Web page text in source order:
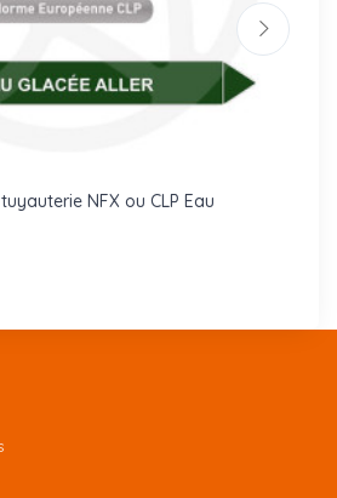
NFX ou CLP Eau